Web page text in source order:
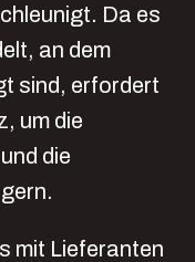
Da es
an dem
sind, erfordert
um die
die
mit Lieferanten